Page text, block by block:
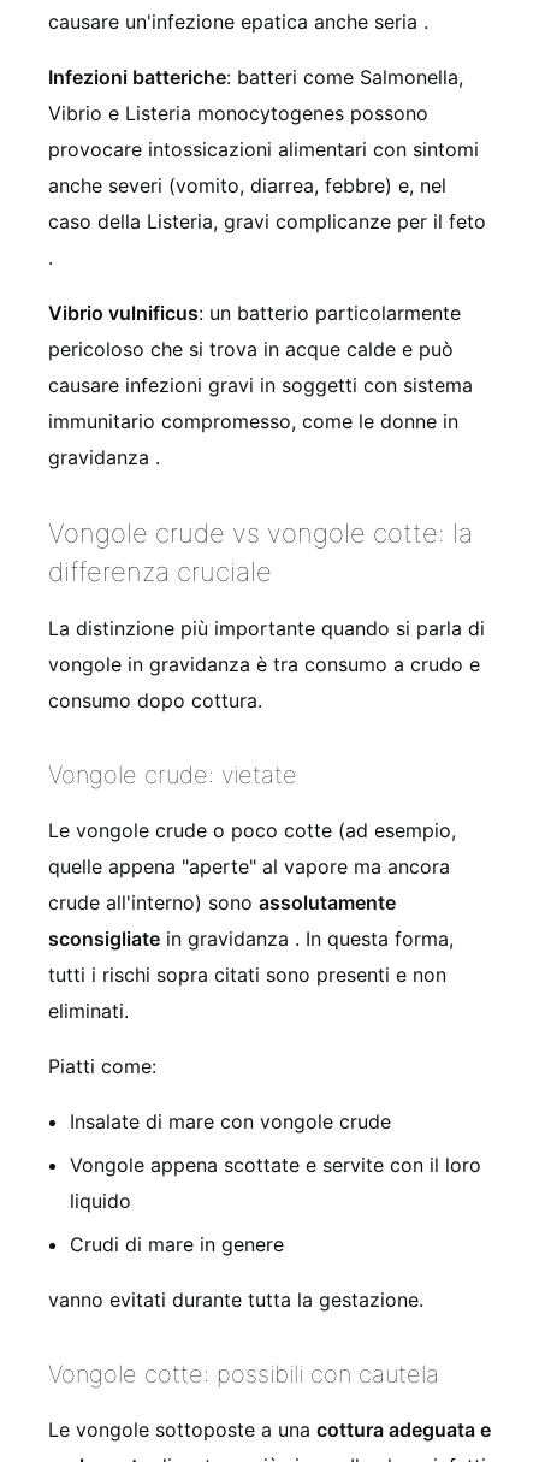
causare un'infezione epatica anche seria .
Infezioni batteriche: batteri come Salmonella,
Vibrio e Listeria monocytogenes possono
provocare intossicazioni alimentari con sintomi
anche severi (vomito, diarrea, febbre) e, nel
caso della Listeria, gravi complicanze per il feto
.
Vibrio vulnificus: un batterio particolarmente
pericoloso che si trova in acque calde e può
causare infezioni gravi in soggetti con sistema
immunitario compromesso, come le donne in
gravidanza .
Vongole crude vs vongole cotte: la
differenza cruciale
La distinzione più importante quando si parla di
vongole in gravidanza è tra consumo a crudo e
consumo dopo cottura.
Vongole crude: vietate
Le vongole crude o poco cotte (ad esempio,
quelle appena "aperte" al vapore ma ancora
crude all'interno) sono assolutamente
sconsigliate in gravidanza . In questa forma,
tutti i rischi sopra citati sono presenti e non
eliminati.
Piatti come:
Insalate di mare con vongole crude
Vongole appena scottate e servite con il loro
liquido
Crudi di mare in genere
vanno evitati durante tutta la gestazione.
Vongole cotte: possibili con cautela
Le vongole sottoposte a una cottura adeguata e